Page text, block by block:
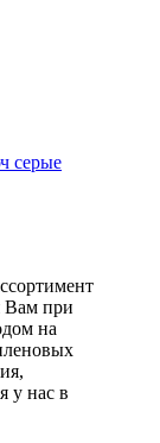
серые
Вам при
на
,
у нас в